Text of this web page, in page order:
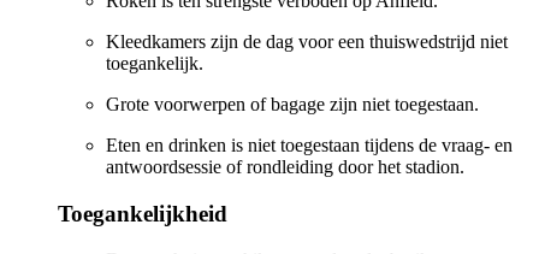
Kleedkamers zijn de dag voor een thuiswedstrijd niet
toegankelijk.
Grote voorwerpen of bagage zijn niet toegestaan.
Eten en drinken is niet toegestaan tijdens de vraag- en
antwoordsessie of rondleiding door het stadion.
Toegankelijkheid